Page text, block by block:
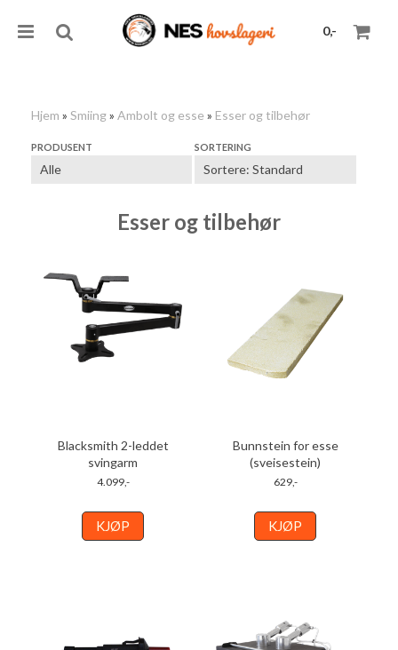
0,-
Hjem » Smiing» Ambolt og esse » Esser og tilbehør
PRODUSENT SORTERING
Esser og tilbehør
Blacksmith 2-leddet
svingarm
4.099,-
KJØP
Bunnstein for esse
(sveisestein)
629,-
KJØP